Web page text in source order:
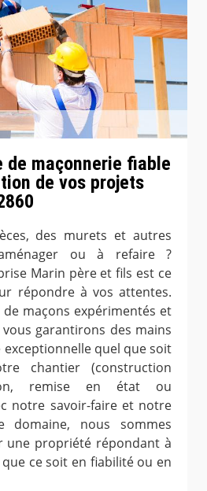
de maçonnerie fiable
de vos projets
des murets et autres
ou à refaire ?
Marin père et fils est ce
répondre à vos attentes.
maçons expérimentés et
garantirons des mains
quel que soit
chantier (construction
remise en état ou
notre savoir-faire et notre
domaine, nous sommes
une propriété répondant à
ce soit en fiabilité ou en